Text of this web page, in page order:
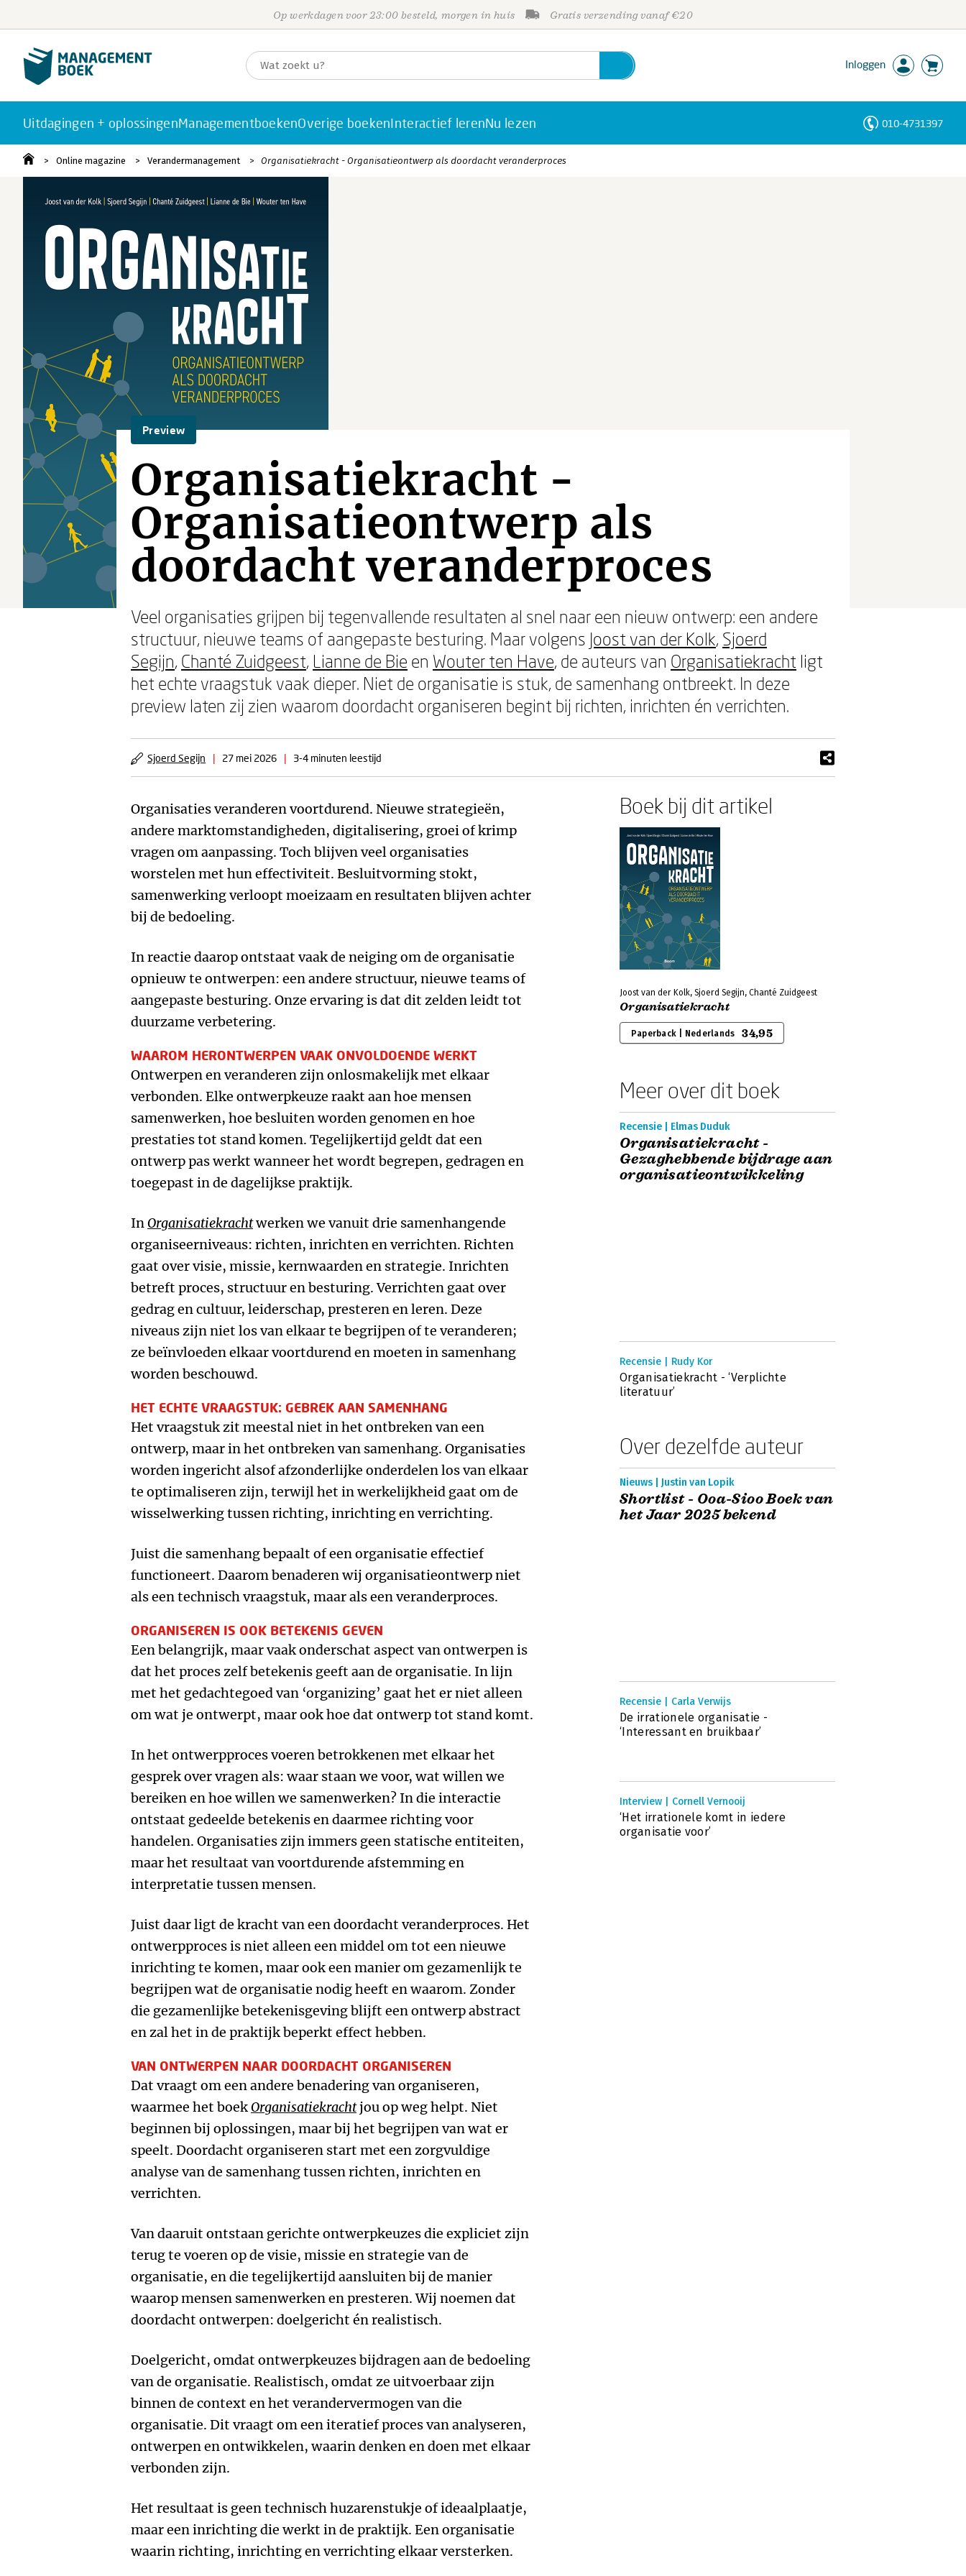
Op werkdagen voor 23:00 besteld, morgen in huis Gratis verzending vanaf €20
Inloggen
Uitdagingen + oplossingenManagementboekenOverige boekenInteractief lerenNu lezen 010-4731397
Online magazine Verandermanagement Organisatiekracht - Organisatieontwerp als doordacht veranderproces
Preview
Organisatiekracht -
Organisatieontwerp als
doordacht veranderproces
Veel organisaties grijpen bij tegenvallende resultaten al snel naar een nieuw ontwerp: een andere
structuur, nieuwe teams of aangepaste besturing. Maar volgens Joost van der Kolk, Sjoerd
Segijn, Chanté Zuidgeest, Lianne de Bie en Wouter ten Have, de auteurs van Organisatiekracht ligt
het echte vraagstuk vaak dieper. Niet de organisatie is stuk, de samenhang ontbreekt. In deze
preview laten zij zien waarom doordacht organiseren begint bij richten, inrichten én verrichten.
Sjoerd Segijn | 27 mei 2026 | 3-4 minuten leestijd
Organisaties veranderen voortdurend. Nieuwe strategieën,
andere marktomstandigheden, digitalisering, groei of krimp
vragen om aanpassing. Toch blijven veel organisaties
worstelen met hun effectiviteit. Besluitvorming stokt,
samenwerking verloopt moeizaam en resultaten blijven achter
bij de bedoeling.
In reactie daarop ontstaat vaak de neiging om de organisatie
opnieuw te ontwerpen: een andere structuur, nieuwe teams of
aangepaste besturing. Onze ervaring is dat dit zelden leidt tot
duurzame verbetering.
WAAROM HERONTWERPEN VAAK ONVOLDOENDE WERKT
Ontwerpen en veranderen zijn onlosmakelijk met elkaar
verbonden. Elke ontwerpkeuze raakt aan hoe mensen
samenwerken, hoe besluiten worden genomen en hoe
prestaties tot stand komen. Tegelijkertijd geldt dat een
ontwerp pas werkt wanneer het wordt begrepen, gedragen en
toegepast in de dagelijkse praktijk.
InOrganisatiekrachtwerken we vanuit drie samenhangende
organiseerniveaus: richten, inrichten en verrichten. Richten
gaat over visie, missie, kernwaarden en strategie. Inrichten
betreft proces, structuur en besturing. Verrichten gaat over
gedrag en cultuur, leiderschap, presteren en leren. Deze
niveaus zijn niet los van elkaar te begrijpen of te veranderen;
ze beïnvloeden elkaar voortdurend en moeten in samenhang
worden beschouwd.
HET ECHTE VRAAGSTUK: GEBREK AAN SAMENHANG
Het vraagstuk zit meestal niet in het ontbreken van een
ontwerp, maar in het ontbreken van samenhang. Organisaties
worden ingericht alsof afzonderlijke onderdelen los van elkaar
te optimaliseren zijn, terwijl het in werkelijkheid gaat om de
wisselwerking tussen richting, inrichting en verrichting.
Juist die samenhang bepaalt of een organisatie effectief
functioneert. Daarom benaderen wij organisatieontwerp niet
als een technisch vraagstuk, maar als een veranderproces.
ORGANISEREN IS OOK BETEKENIS GEVEN
Een belangrijk, maar vaak onderschat aspect van ontwerpen is
dat het proces zelf betekenis geeft aan de organisatie. In lijn
met het gedachtegoed van ‘organizing’ gaat het er niet alleen
om wat je ontwerpt, maar ook hoe dat ontwerp tot stand komt.
In het ontwerpproces voeren betrokkenen met elkaar het
gesprek over vragen als: waar staan we voor, wat willen we
bereiken en hoe willen we samenwerken? In die interactie
ontstaat gedeelde betekenis en daarmee richting voor
handelen. Organisaties zijn immers geen statische entiteiten,
maar het resultaat van voortdurende afstemming en
interpretatie tussen mensen.
Juist daar ligt de kracht van een doordacht veranderproces. Het
ontwerpproces is niet alleen een middel om tot een nieuwe
inrichting te komen, maar ook een manier om gezamenlijk te
begrijpen wat de organisatie nodig heeft en waarom. Zonder
die gezamenlijke betekenisgeving blijft een ontwerp abstract
en zal het in de praktijk beperkt effect hebben.
VAN ONTWERPEN NAAR DOORDACHT ORGANISEREN
Dat vraagt om een andere benadering van organiseren,
waarmee het boekOrganisatiekrachtjou op weg helpt. Niet
beginnen bij oplossingen, maar bij het begrijpen van wat er
speelt. Doordacht organiseren start met een zorgvuldige
analyse van de samenhang tussen richten, inrichten en
verrichten.
Van daaruit ontstaan gerichte ontwerpkeuzes die expliciet zijn
terug te voeren op de visie, missie en strategie van de
organisatie, en die tegelijkertijd aansluiten bij de manier
waarop mensen samenwerken en presteren. Wij noemen dat
doordacht ontwerpen: doelgericht én realistisch.
Doelgericht, omdat ontwerpkeuzes bijdragen aan de bedoeling
van de organisatie. Realistisch, omdat ze uitvoerbaar zijn
binnen de context en het verandervermogen van die
organisatie. Dit vraagt om een iteratief proces van analyseren,
ontwerpen en ontwikkelen, waarin denken en doen met elkaar
verbonden zijn.
Het resultaat is geen technisch huzarenstukje of ideaalplaatje,
maar een inrichting die werkt in de praktijk. Een organisatie
waarin richting, inrichting en verrichting elkaar versterken.
Boek bij dit artikel
Joost van der Kolk, Sjoerd Segijn, Chanté Zuidgeest
Organisatiekracht
Paperback | Nederlands 34,95
Meer over dit boek
Recensie | Elmas Duduk
Organisatiekracht -
Gezaghebbende bijdrage aan
organisatieontwikkeling
Recensie | Rudy Kor
Organisatiekracht - ‘Verplichte
literatuur’
Over dezelfde auteur
Nieuws | Justin van Lopik
Shortlist - Ooa-Sioo Boek van
het Jaar 2025 bekend
Recensie | Carla Verwijs
De irrationele organisatie -
‘Interessant en bruikbaar’
Interview | Cornell Vernooij
‘Het irrationele komt in iedere
organisatie voor’
Personen